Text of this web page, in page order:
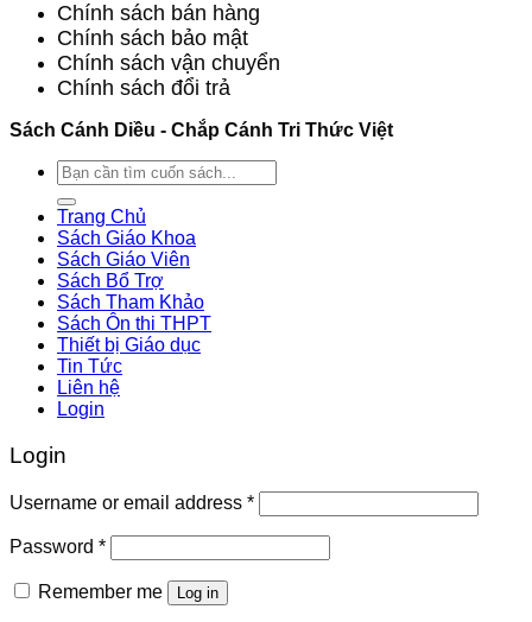
Chính sách bán hàng
Chính sách bảo mật
Chính sách vận chuyển
Chính sách đổi trả
Sách Cánh Diều - Chắp Cánh Tri Thức Việt
Search
for:
Trang Chủ
Sách Giáo Khoa
Sách Giáo Viên
Sách Bổ Trợ
Sách Tham Khảo
Sách Ôn thi THPT
Thiết bị Giáo dục
Tin Tức
Liên hệ
Login
Login
Username or email address *
Password *
Remember me Log in